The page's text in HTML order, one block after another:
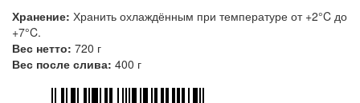
Хранение: Хранить охлаждённым при температуре от +2°C до
+7°C.
Вес нетто: 720 г
Вес после слива: 400 г